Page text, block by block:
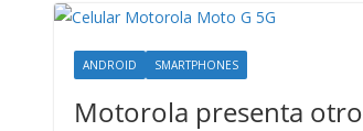
ANDROID SMARTPHONES
Motorola presenta otro